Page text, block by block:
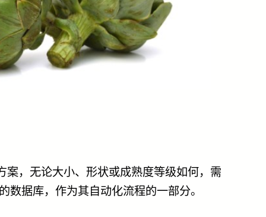
，无论大小、形状或成熟度等级如何，需
据库，作为其自动化流程的一部分。